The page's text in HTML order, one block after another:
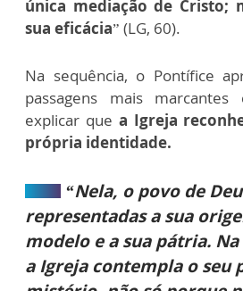
única mediação de Cristo;
sua eficácia” (LG, 60).
Na sequência, o Pontífice
passagens mais
explicar que a Igreja
própria identidade.
“Nela, o povo de
representadas a sua
modelo e a sua pátria.
a Igreja contempla o seu